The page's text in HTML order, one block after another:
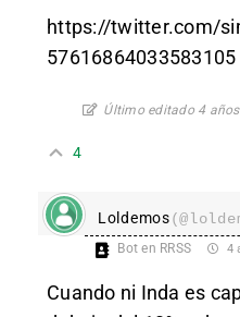
https://twitter.com/
57616864033583105
Último editado 4
4
Loldemos
Bot en RRSS 4
Cuando ni Inda es